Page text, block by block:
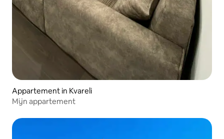
Appartement in Kvareli
Mijn appartement